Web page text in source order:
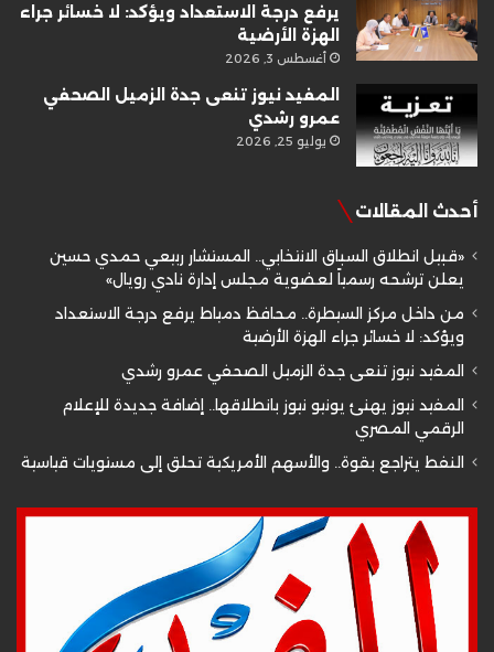
يرفع درجة الاستعداد ويؤكد: لا خسائر جراء
الهزة الأرضية
أغسطس 3, 2026
المفيد نيوز تنعى جدة الزميل الصحفي
عمرو رشدي
يوليو 25, 2026
أحدث المقالات
«قبيل انطلاق السباق الانتخابي.. المستشار ربيعي حمدي حسين
يعلن ترشحه رسمياً لعضوية مجلس إدارة نادي رويال»
من داخل مركز السيطرة.. محافظ دمياط يرفع درجة الاستعداد
ويؤكد: لا خسائر جراء الهزة الأرضية
المفيد نيوز تنعى جدة الزميل الصحفي عمرو رشدي
المفيد نيوز يهنئ يونيو نيوز بانطلاقها.. إضافة جديدة للإعلام
الرقمي المصري
النفط يتراجع بقوة.. والأسهم الأمريكية تحلق إلى مستويات قياسية